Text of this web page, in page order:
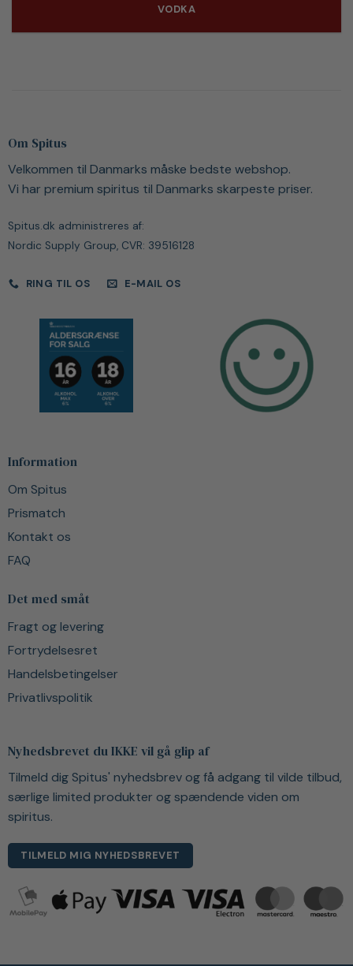
VODKA
Om Spitus
Velkommen til Danmarks måske bedste webshop.
Vi har premium spiritus til Danmarks skarpeste priser.
Spitus.dk administreres af:
Nordic Supply Group, CVR: 39516128
RING TIL OS E-MAIL OS
Information
Om Spitus
Prismatch
Kontakt os
FAQ
Det med småt
Fragt og levering
Fortrydelsesret
Handelsbetingelser
Privatlivspolitik
Nyhedsbrevet du IKKE vil gå glip af
Tilmeld dig Spitus' nyhedsbrev og få adgang til vilde tilbud,
særlige limited produkter og spændende viden om
spiritus.
TILMELD MIG NYHEDSBREVET